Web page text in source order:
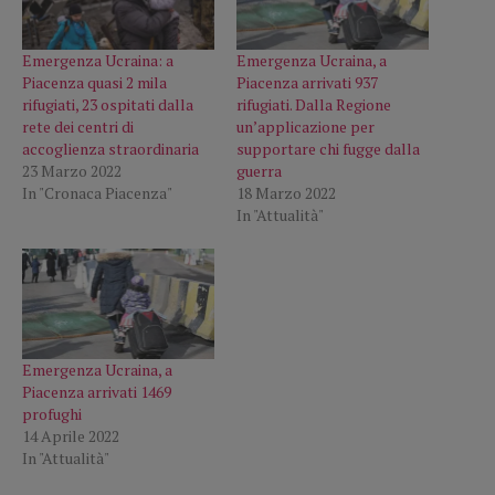
Emergenza Ucraina: a
Piacenza quasi 2 mila
rifugiati, 23 ospitati dalla
rete dei centri di
accoglienza straordinaria
23 Marzo 2022
In "Cronaca Piacenza"
Emergenza Ucraina, a
Piacenza arrivati 937
rifugiati. Dalla Regione
un’applicazione per
supportare chi fugge dalla
guerra
18 Marzo 2022
In "Attualità"
Emergenza Ucraina, a
Piacenza arrivati 1469
profughi
14 Aprile 2022
In "Attualità"